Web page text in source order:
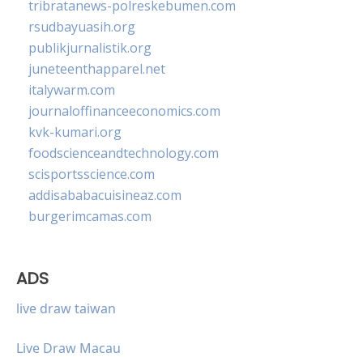
tribratanews-polreskebumen.com
rsudbayuasih.org
publikjurnalistik.org
juneteenthapparel.net
italywarm.com
journaloffinanceeconomics.com
kvk-kumari.org
foodscienceandtechnology.com
scisportsscience.com
addisababacuisineaz.com
burgerimcamas.com
ADS
live draw taiwan
Live Draw Macau